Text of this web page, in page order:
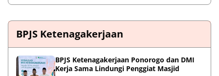
BPJS Ketenagakerjaan
BPJS Ketenagakerjaan Ponorogo dan DMI
Kerja Sama Lindungi Penggiat Masjid